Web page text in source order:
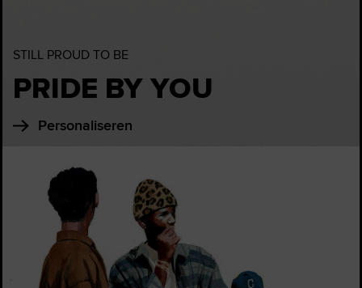
STILL PROUD TO BE
PRIDE BY YOU
Personaliseren